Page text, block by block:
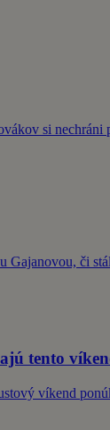
si nechráni
Gajanovou, či
tento
víkend